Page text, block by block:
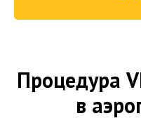
Процедура
в